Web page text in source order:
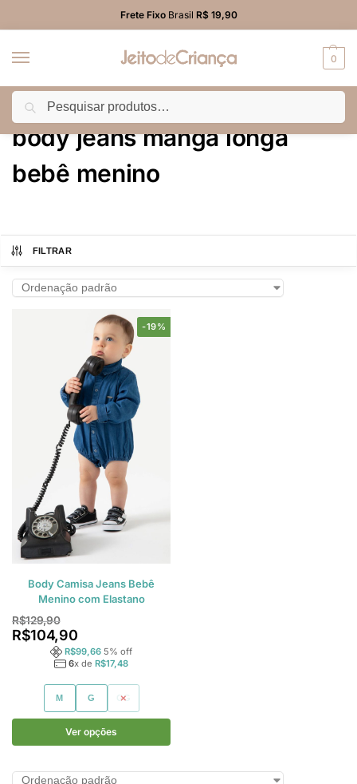
Frete FixoBrasil R$ 19,90
0
Início Produtos marcados com a tag “body jeans manga longa bebê menino”
body jeans manga longa
bebê menino
FILTRAR
-19%
Body Camisa Jeans Bebê
Menino com Elastano
R$129,90
R$104,90
R$99,66 5% off
6x de R$17,48
M G GG
Ver opções